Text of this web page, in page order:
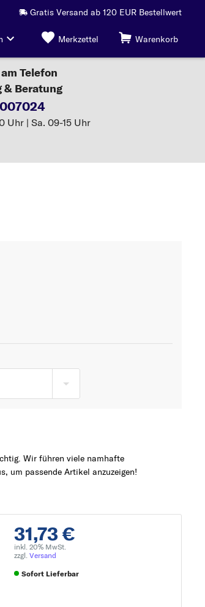
Gratis Versand ab 120 EUR Bestellwert
Merkzettel Warenkorb
Telefon
& Beratung
Uhr | Sa. 09-15 Uhr
Wir führen viele namhafte
um passende Artikel anzuzeigen!
31,73 €
inkl. 20% MwSt.
zzgl. Versand
Sofort Lieferbar